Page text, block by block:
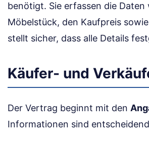
benötigt. Sie erfassen die
Möbelstück, den Kaufpreis
stellt sicher, dass alle Details
Käufer- und
Der Vertrag beginnt mit den
Informationen sind